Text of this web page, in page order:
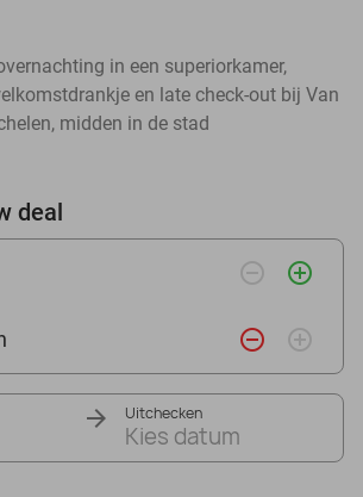
in een superiorkamer,
en late check-out bij Van
midden in de stad
deal
remove_circle_outline add_circle_outline
remove_circle_outline add_circle_outline
Uitchecken
Kies datum